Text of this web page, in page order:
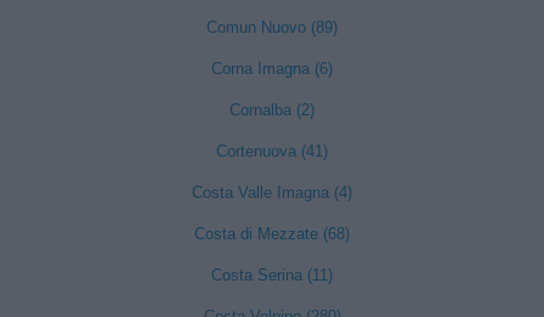
Comun Nuovo (89)
Corna Imagna (6)
Cornalba (2)
Cortenuova (41)
Costa Valle Imagna (4)
Costa di Mezzate (68)
Costa Serina (11)